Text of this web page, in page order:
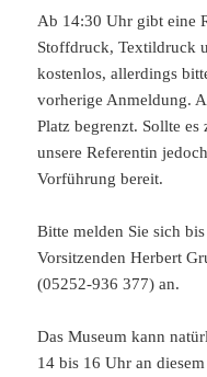
Ab 14:30 Uhr gibt eine
Stoffdruck, Textildruck
kostenlos, allerdings
vorherige Anmeldung.
Platz begrenzt. Sollte
unsere Referentin
Vorführung bereit.
Bitte melden Sie sich
Vorsitzenden Herbert
(05252-936 377) an.
Das Museum kann
14 bis 16 Uhr an